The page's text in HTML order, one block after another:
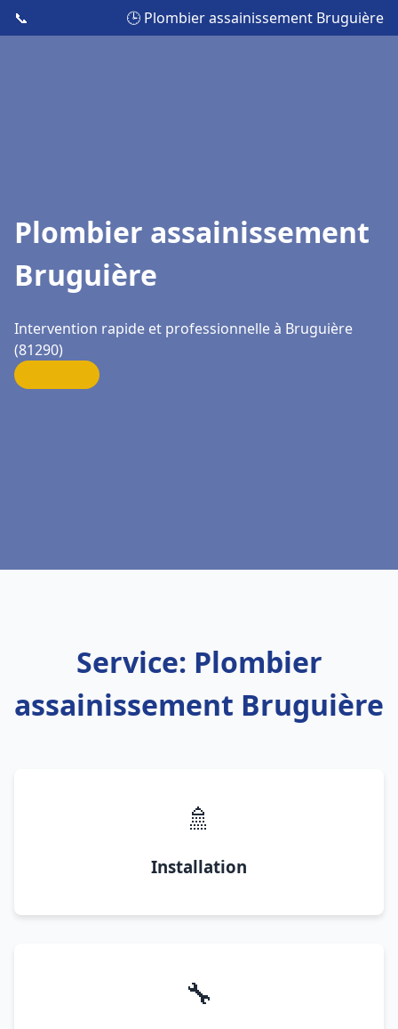
📞 🕒 Plombier assainissement Bruguière
Plombier assainissement
Bruguière
Intervention rapide et professionnelle à Bruguière
(81290)
Service: Plombier
assainissement Bruguière
🚿
Installation
🔧